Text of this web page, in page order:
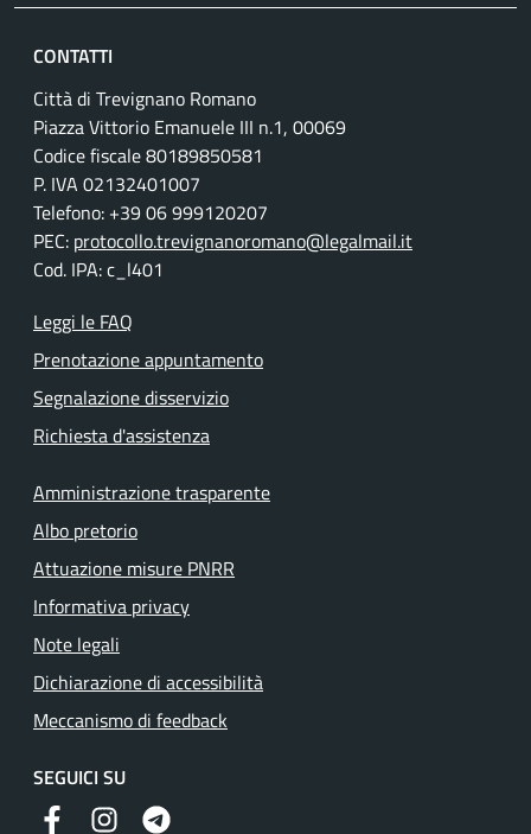
CONTATTI
Città di Trevignano Romano
Piazza Vittorio Emanuele III n.1, 00069
Codice fiscale 80189850581
P. IVA 02132401007
Telefono: +39 06 999120207
PEC: protocollo.trevignanoromano@legalmail.it
Cod. IPA: c_l401
Leggi le FAQ
Prenotazione appuntamento
Segnalazione disservizio
Richiesta d'assistenza
Amministrazione trasparente
Albo pretorio
Attuazione misure PNRR
Informativa privacy
Note legali
Dichiarazione di accessibilità
Meccanismo di feedback
SEGUICI SU
Facebook InstagramTelegram